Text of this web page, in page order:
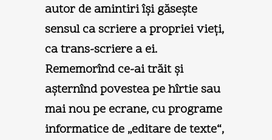
autor de amintiri îşi găseşte
sensul ca scriere a propriei vieţi,
ca trans-scriere a ei.
Rememorînd ce-ai trăit şi
aşternînd povestea pe hîrtie sau
mai nou pe ecrane, cu programe
informatice de „editare de texte“,